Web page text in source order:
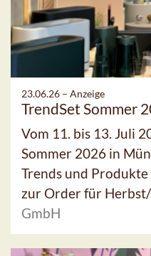
23.06.26 – Anzeige
TrendSet Sommer
Vom 11. bis 13. Juli
Sommer 2026 in
Trends und
zur Order für
GmbH